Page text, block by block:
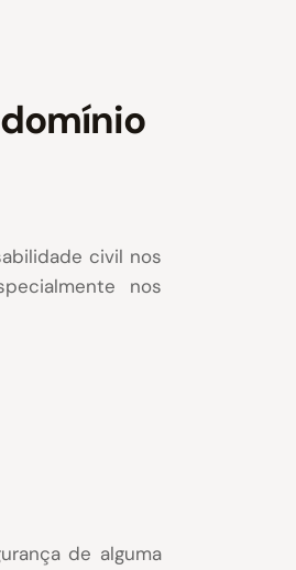
civil nos
nos
de alguma